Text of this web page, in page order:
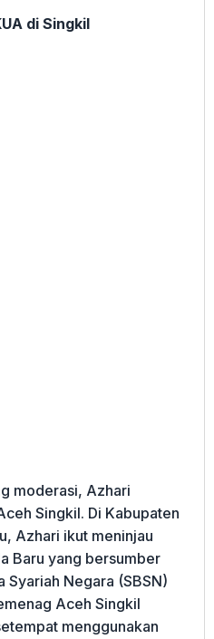
di Singkil
moderasi, Azhari
Singkil. Di Kabupaten
Azhari ikut meninjau
Baru yang bersumber
Syariah Negara (SBSN)
Aceh Singkil
menggunakan